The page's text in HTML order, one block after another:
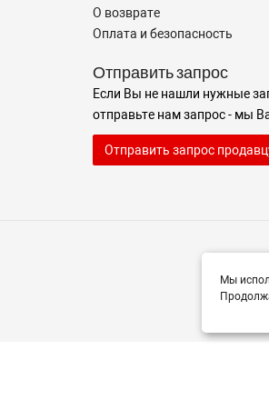
О возврате
Оплата и безопасность
Отправить запрос
Если Вы не нашли нужные
отправьте нам запрос - мы
Отправить запрос
Мы